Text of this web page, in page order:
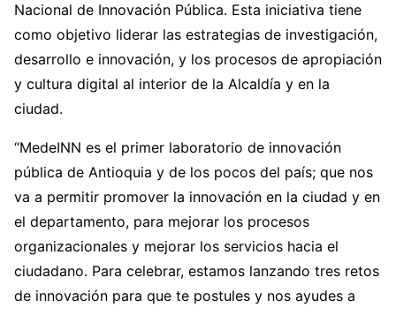
Nacional de Innovación Pública. Esta iniciativa tiene
como objetivo liderar las estrategias de investigación,
desarrollo e innovación, y los procesos de apropiación
y cultura digital al interior de la Alcaldía y en la
ciudad.
“MedeINN es el primer laboratorio de innovación
pública de Antioquia y de los pocos del país; que nos
va a permitir promover la innovación en la ciudad y en
el departamento, para mejorar los procesos
organizacionales y mejorar los servicios hacia el
ciudadano. Para celebrar, estamos lanzando tres retos
de innovación para que te postules y nos ayudes a